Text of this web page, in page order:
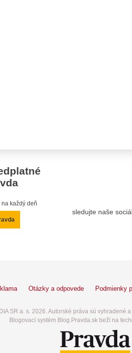
každý deň
sledujte naše
Otázky a odpovede Podmienky
SR a. s. 2026. Autorské práva sú vyhradené
Blogovací systém Blog.Pravda.sk beží na